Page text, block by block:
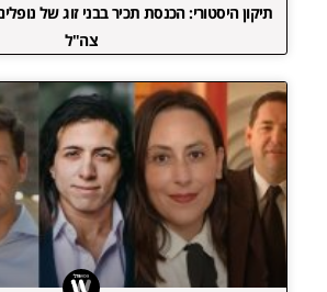
תיקון היסטורי: הכנסת תכיר בבני זוג של
צה"ל